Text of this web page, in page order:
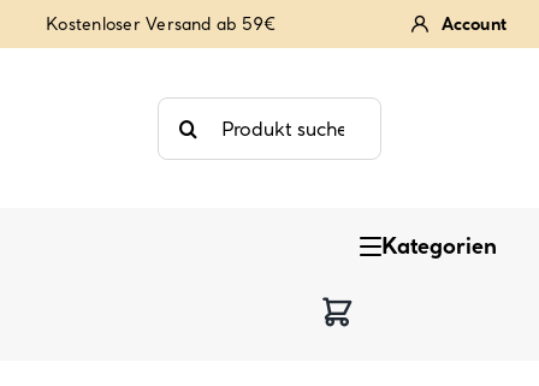
Inhalt
Kostenloser Versand ab 59€ Account
Suche
nach:
Kategorien